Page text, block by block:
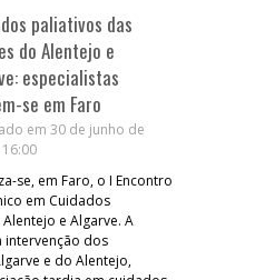
paliativos das
do Alentejo e
especialistas
se em Faro
em 30 de junho de
se, em Faro, o I Encontro
em Cuidados
e Algarve. A
intervenção dos
e do Alentejo,